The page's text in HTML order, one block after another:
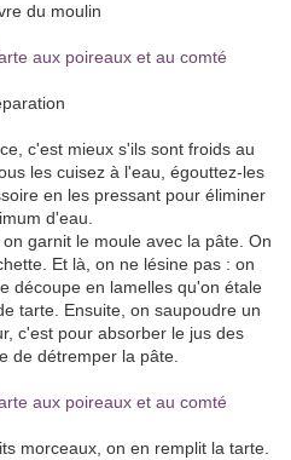
du moulin
c'est mieux s'ils sont froids au
les cuisez à l'eau, égouttez-les
en les pressant pour éliminer
d'eau.
garnit le moule avec la pâte. On
Et là, on ne lésine pas : on
découpe en lamelles qu'on étale
tarte. Ensuite, on saupoudre un
c'est pour absorber le jus des
de détremper la pâte.
morceaux, on en remplit la tarte.